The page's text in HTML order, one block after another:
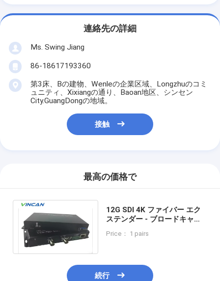
連絡先の詳細
Ms. Swing Jiang
86-18617193360
第3床、Bの建物、Wenleの企業区域、Longzhuのコミ
ュニティ、Xixiangの通り、Baoan地区、シンセン
City.GuangDongの地域。
接触
最高の価格で
12G SDI 4K ファイバー エク
ステンダー - ブロードキャス
タイムビデオ
Price： 1 pairs
続行